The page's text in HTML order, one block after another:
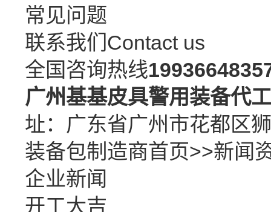
常见问题
联系我们Contact us
全国咨询热线
广州基基皮具警用装备代
址：广东省广州市花都区
装备包制造商首页>>新闻
企业新闻
开工大吉